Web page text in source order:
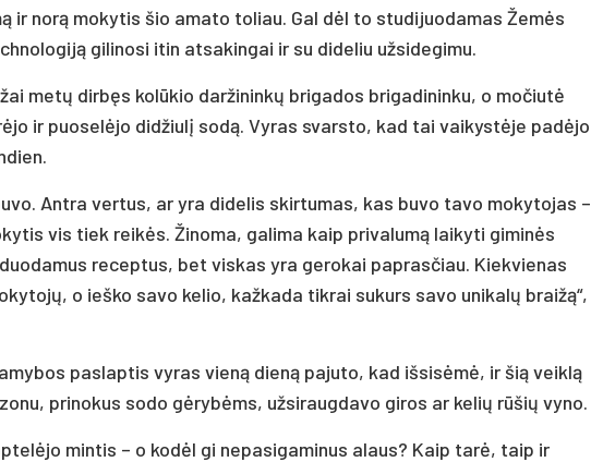
ir norą mokytis šio amato toliau. Gal dėl to studijuodamas Žemės
gilinosi itin atsakingai ir su dideliu užsidegimu.
metų dirbęs kolūkio daržininkų brigados brigadininku, o močiutė
ir puoselėjo didžiulį sodą. Vyras svarsto, kad tai vaikystėje padėjo
Antra vertus, ar yra didelis skirtumas, kas buvo tavo mokytojas –
vis tiek reikės. Žinoma, galima kaip privalumą laikyti giminės
receptus, bet viskas yra gerokai paprasčiau. Kiekvienas
o ieško savo kelio, kažkada tikrai sukurs savo unikalų braižą“,
paslaptis vyras vieną dieną pajuto, kad išsisėmė, ir šią veiklą
prinokus sodo gėrybėms, užsiraugdavo giros ar kelių rūšių vyno.
mintis – o kodėl gi nepasigaminus alaus? Kaip tarė, taip ir